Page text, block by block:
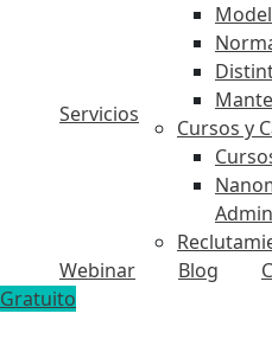
Servicios
Cursos y
Webinar
Blog
Gratuito